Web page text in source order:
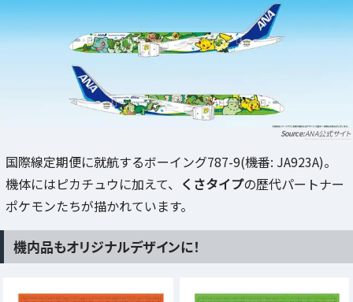
ANA公式サイト
国際線定期便に就航するボーイング787-9(機番: JA923A)。
機体にはピカチュウに加えて、 くさタイプの歴代パートナー
ポケモンたちが描かれています。
機内品もオリジナルデザインに！